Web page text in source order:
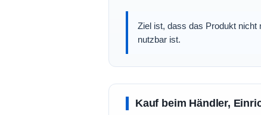
Ziel ist, dass das Produkt nicht
nutzbar ist.
Kauf beim Händler,